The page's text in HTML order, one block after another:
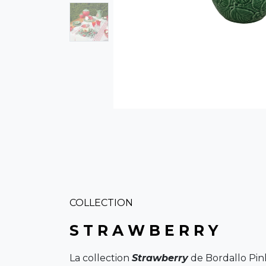
COLLECTION
S T R A W B E R R Y
La collection Strawberryde Bordallo